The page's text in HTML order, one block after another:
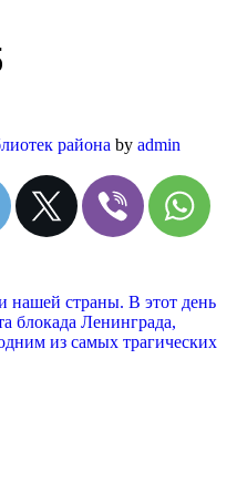
района by admin
нашей страны. В этот день
блокада Ленинграда,
из самых трагических